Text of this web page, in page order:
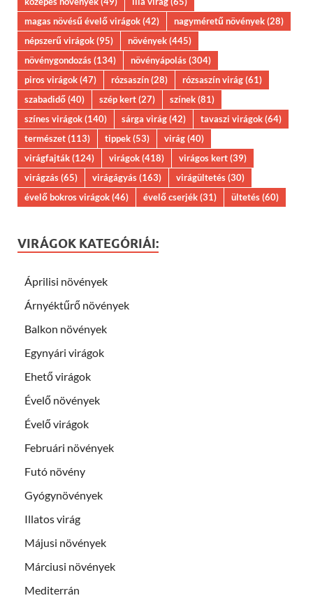
magas növésű évelő virágok(42) nagyméretű növények(28)
népszerű virágok(95) növények(445)
növénygondozás(134) növényápolás(304)
piros virágok(47) rózsaszín(28) rózsaszín virág(61)
szabadidő(40) szép kert(27) színek(81)
színes virágok(140) sárga virág(42) tavaszi virágok(64)
természet(113) tippek(53) virág(40)
virágfajták(124) virágok(418) virágos kert(39)
virágzás(65) virágágyás(163) virágültetés(30)
évelő bokros virágok(46) évelő cserjék(31) ültetés(60)
VIRÁGOK KATEGÓRIÁI:
Áprilisi növények
Árnyéktűrő növények
Balkon növények
Egynyári virágok
Ehető virágok
Évelő növények
Évelő virágok
Februári növények
Futó növény
Gyógynövények
Illatos virág
Májusi növények
Márciusi növények
Mediterrán